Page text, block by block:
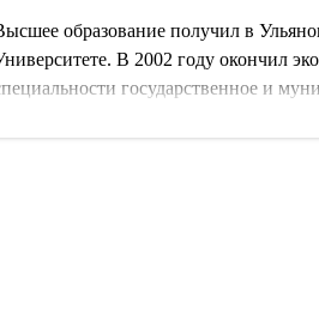
образование получил в
В 2002 году окончил
государственное и
сразу после выпуска из